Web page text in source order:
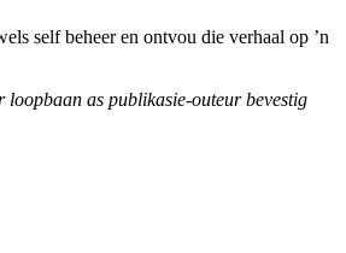
self beheer en ontvou die verhaal op ’n
loopbaan as publikasie-outeur bevestig